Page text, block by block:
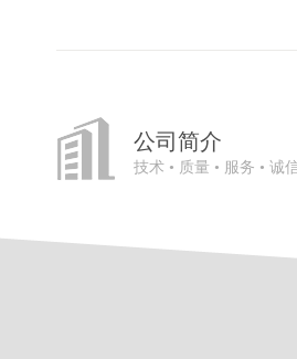
公司简介
技术 • 质量 • 服务 • 诚